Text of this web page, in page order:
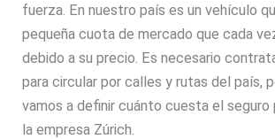
fuerza. En nuestro país es un vehículo
pequeña cuota de mercado que cada
debido a su precio. Es necesario
para circular por calles y rutas del país,
vamos a definir cuánto cuesta el seguro
la empresa Zúrich.